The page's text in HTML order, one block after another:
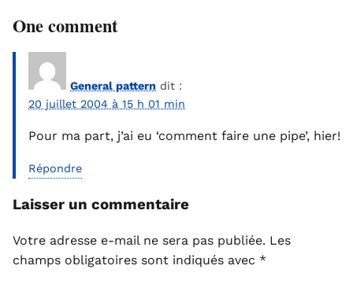
One comment
General pattern dit :
20 juillet 2004 à 15 h 01 min
Pour ma part, j’ai eu ‘comment faire une pipe’, hier!
Répondre
Laisser un commentaire
Votre adresse e-mail ne sera pas publiée. Les
champs obligatoires sont indiqués avec *